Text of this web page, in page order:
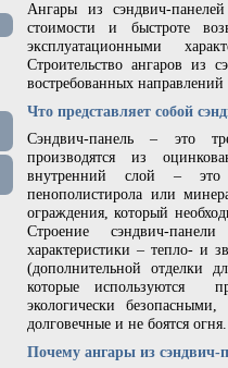
Ангары из сэндвич-
стоимости и быстроте
эксплуатационными
Строительство ангаров из
востребованных
Что представляет собой
Сэндвич-панель – это
производятся из
внутренний слой – это
пенополистирола или
ограждения, который
Строение сэндвич-
характеристики – тепло- и
(дополнительной отделки
которые используются
экологически
долговечные и не боятся огня.
Почему ангары из сэндвич-